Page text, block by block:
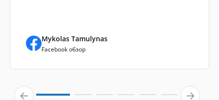
Mykolas Tamulynas
Facebook обзор